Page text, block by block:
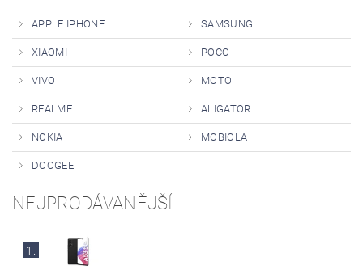
APPLE IPHONE SAMSUNG
XIAOMI POCO
VIVO MOTO
REALME ALIGATOR
NOKIA MOBIOLA
DOOGEE
NEJPRODÁVANĚJŠÍ
1.